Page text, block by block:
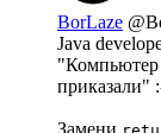
BorLaze
Java
"Компьютер
приказали"
Замени